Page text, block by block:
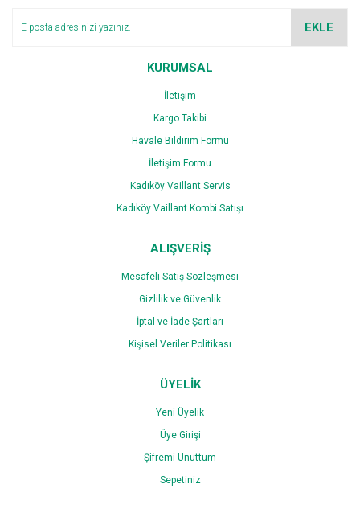
Bu ürüne benzer farklı alternatifler olmalı.
Gönder
EKLE
KURUMSAL
İletişim
Kargo Takibi
Havale Bildirim Formu
İletişim Formu
Kadıköy Vaillant Servis
Kadıköy Vaillant Kombi Satışı
ALIŞVERİŞ
Mesafeli Satış Sözleşmesi
Gizlilik ve Güvenlik
İptal ve İade Şartları
Kişisel Veriler Politikası
ÜYELİK
Yeni Üyelik
Üye Girişi
Şifremi Unuttum
Sepetiniz